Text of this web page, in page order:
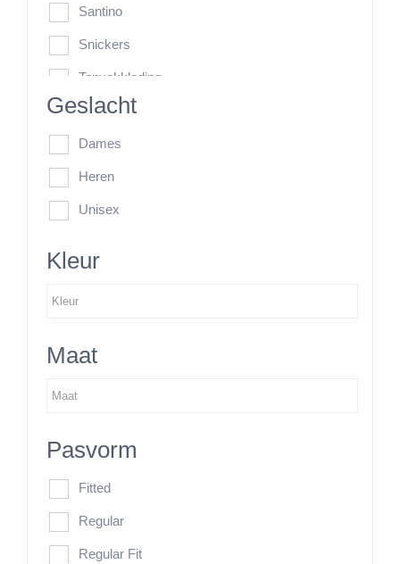
Overige items
Santino
Snickers
Topvakkleding
Tricorp
Geslacht
Dames
Heren
Unisex
Kleur
Maat
Pasvorm
Fitted
Regular
Regular Fit